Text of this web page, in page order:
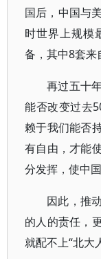
国后，中国与
时世界上规模
备，其中8套来
再过五十
能否改变过去
赖于我们能否
有自由，才能
分发挥，使中
因此，推
的人的责任，
就配不上“北大